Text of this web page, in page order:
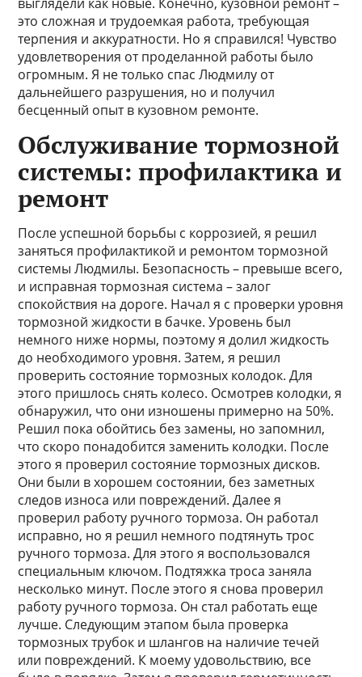
это сложная и трудоемкая работа, требующая
терпения и аккуратности. Но я справился! Чувство
удовлетворения от проделанной работы было
огромным. Я не только спас Людмилу от
дальнейшего разрушения, но и получил
бесценный опыт в кузовном ремонте.
Обслуживание тормозной
системы: профилактика и
ремонт
После успешной борьбы с коррозией, я решил
заняться профилактикой и ремонтом тормозной
системы Людмилы. Безопасность – превыше всего,
и исправная тормозная система – залог
спокойствия на дороге. Начал я с проверки уровня
тормозной жидкости в бачке. Уровень был
немного ниже нормы, поэтому я долил жидкость
до необходимого уровня. Затем, я решил
проверить состояние тормозных колодок. Для
этого пришлось снять колесо. Осмотрев колодки, я
обнаружил, что они изношены примерно на 50%.
Решил пока обойтись без замены, но запомнил,
что скоро понадобится заменить колодки. После
этого я проверил состояние тормозных дисков.
Они были в хорошем состоянии, без заметных
следов износа или повреждений. Далее я
проверил работу ручного тормоза. Он работал
исправно, но я решил немного подтянуть трос
ручного тормоза. Для этого я воспользовался
специальным ключом. Подтяжка троса заняла
несколько минут. После этого я снова проверил
работу ручного тормоза. Он стал работать еще
лучше. Следующим этапом была проверка
тормозных трубок и шлангов на наличие течей
или повреждений. К моему удовольствию, все